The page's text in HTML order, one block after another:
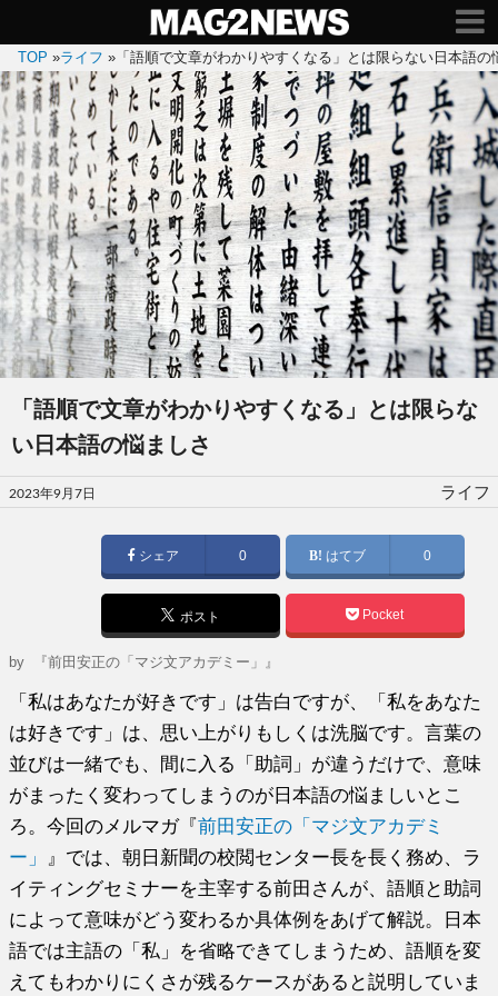
TOP »ライフ » 「語順で文章がわかりやすくなる」とは限らない日本語の
「語順で文章がわかりやすくなる」とは限らな
い日本語の悩ましさ
投
稿
2023年9月7日 ライフ
シェア 0 はてブ 0
ポスト Pocket
by 『前田安正の「マジ文アカデミー」』
「私はあなたが好きです」は告白ですが、「私をあなた
は好きです」は、思い上がりもしくは洗脳です。言葉の
並びは一緒でも、間に入る「助詞」が違うだけで、意味
がまったく変わってしまうのが日本語の悩ましいとこ
ろ。今回のメルマガ『前田安正の「マジ文アカデミ
ー」
』では、朝日新聞の校閲センター長を長く務め、ラ
イティングセミナーを主宰する前田さんが、語順と助詞
によって意味がどう変わるか具体例をあげて解説。日本
語では主語の「私」を省略できてしまうため、語順を変
えてもわかりにくさが残るケースがあると説明していま